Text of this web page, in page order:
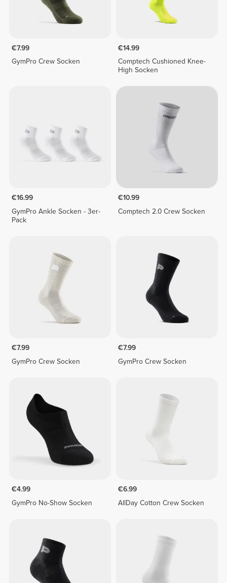
€7.99
GymPro Crew Socken
€14.99
Comptech Cushioned Knee-
High Socken
€16.99
GymPro Ankle Socken - 3er-
Pack
€10.99
Comptech 2.0 Crew Socken
€7.99
GymPro Crew Socken
€7.99
GymPro Crew Socken
€4.99
GymPro No-Show Socken
€6.99
AllDay Cotton Crew Socken